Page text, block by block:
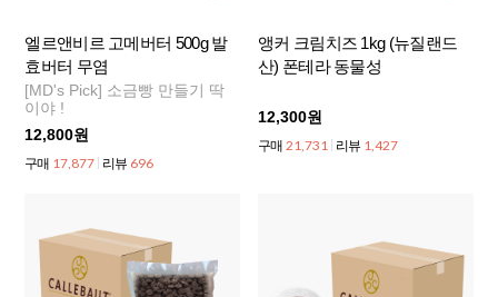
엘르앤비르 고메버터 500g 발
효버터 무염
[MD's Pick] 소금빵 만들기 딱
이야 !
12,800원
구매 17,877 리뷰 696
앵커 크림치즈 1kg (뉴질랜드
산) 폰테라 동물성
12,300원
구매 21,731 리뷰 1,427